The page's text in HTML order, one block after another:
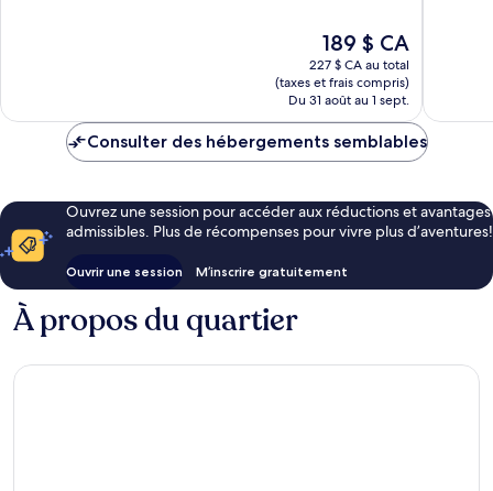
Le
prix
est
de
189 $ CA
189 $ CA
227 $ CA au total
(taxes et frais compris)
Du 31 août au 1 sept.
Consulter des hébergements semblables
Ouvrez une session pour accéder aux réductions et avantages
admissibles. Plus de récompenses pour vivre plus d’aventures!
Ouvrir une session M’inscrire gratuitement
À propos du quartier